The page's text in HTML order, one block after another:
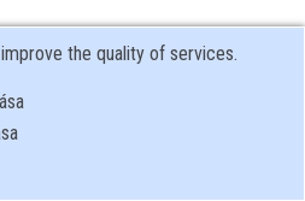
the quality of services.